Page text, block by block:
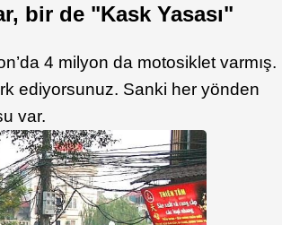
bir de "Kask Yasası"
4 milyon da motosiklet varmış.
ediyorsunuz. Sanki her yönden
var.